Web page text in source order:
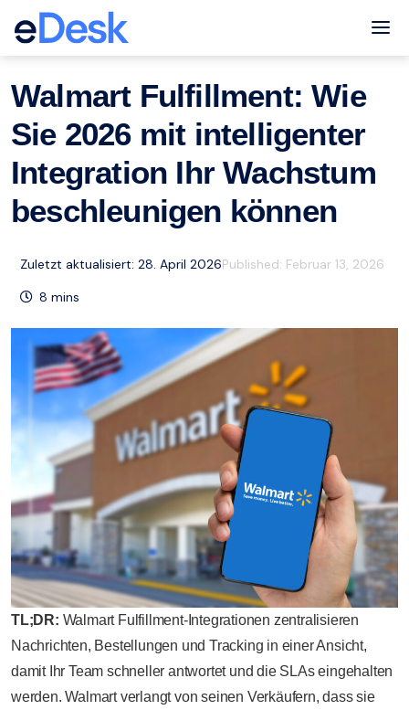
eCommerce Support Central Ressourcen
Walmart Fulfillment: Wie
Sie 2026 mit intelligenter
Integration Ihr Wachstum
beschleunigen können
Zuletzt aktualisiert: 28. April 2026Published: Februar 13, 2026
8 mins
TL;DR: Walmart Fulfillment-Integrationen zentralisieren
Nachrichten, Bestellungen und Tracking in einer Ansicht,
damit Ihr Team schneller antwortet und die SLAs eingehalten
werden. Walmart verlangt von seinen Verkäufern, dass sie